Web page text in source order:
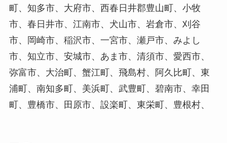
町、知多市、大府市、西春日井郡豊山町、小牧
市、春日井市、江南市、犬山市、岩倉市、刈谷
市、岡崎市、稲沢市、一宮市、瀬戸市、みよし
市、知立市、安城市、あま市、清須市、愛西市、
弥富市、大治町、蟹江町、飛島村、阿久比町、東
浦町、南知多町、美浜町、武豊町、碧南市、幸田
町、豊橋市、田原市、設楽町、東栄町、豊根村、